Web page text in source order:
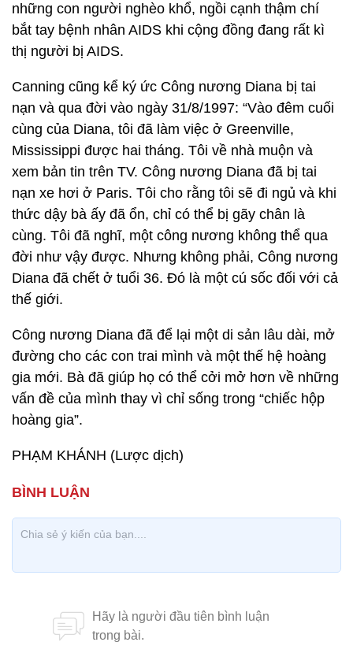
những con người nghèo khổ, ngồi cạnh thậm chí
bắt tay bệnh nhân AIDS khi cộng đồng đang rất kì
thị người bị AIDS.
Canning cũng kể ký ức Công nương Diana bị tai
nạn và qua đời vào ngày 31/8/1997: “Vào đêm cuối
cùng của Diana, tôi đã làm việc ở Greenville,
Mississippi được hai tháng. Tôi về nhà muộn và
xem bản tin trên TV. Công nương Diana đã bị tai
nạn xe hơi ở Paris. Tôi cho rằng tôi sẽ đi ngủ và khi
thức dậy bà ấy đã ổn, chỉ có thể bị gãy chân là
cùng. Tôi đã nghĩ, một công nương không thể qua
đời như vậy được. Nhưng không phải, Công nương
Diana đã chết ở tuổi 36. Đó là một cú sốc đối với cả
thế giới.
Công nương Diana đã để lại một di sản lâu dài, mở
đường cho các con trai mình và một thế hệ hoàng
gia mới. Bà đã giúp họ có thể cởi mở hơn về những
vấn đề của mình thay vì chỉ sống trong “chiếc hộp
hoàng gia”.
PHẠM KHÁNH (Lược dịch)